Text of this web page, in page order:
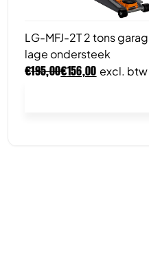
LG-MFJ-2T 2 tons
lage ondersteek
€195,00€156,00 excl. btw